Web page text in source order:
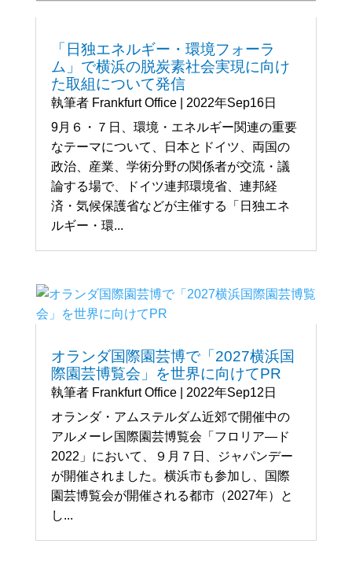
「日独エネルギー・環境フォーラ
ム」で横浜の脱炭素社会実現に向け
た取組について発信
執筆者 Frankfurt Office| 2022年Sep16日
9月６・７日、環境・エネルギー関連の重要
なテーマについて、日本とドイツ、両国の
政治、産業、学術分野の関係者が交流・議
論する場で、ドイツ連邦環境省、連邦経
済・気候保護省などが主催する「日独エネ
ルギー・環...
オランダ国際園芸博で「2027横浜国
際園芸博覧会」を世界に向けてPR
執筆者 Frankfurt Office| 2022年Sep12日
オランダ・アムステルダム近郊で開催中の
アルメーレ国際園芸博覧会「フロリア―ド
2022」において、９月７日、ジャパンデー
が開催されました。横浜市も参加し、国際
園芸博覧会が開催される都市（2027年）と
し...